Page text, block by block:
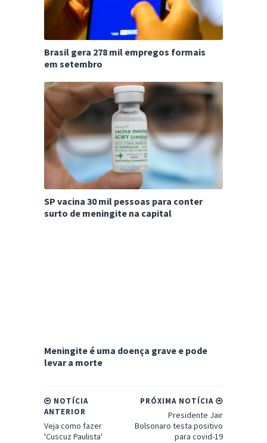
Brasil gera 278 mil empregos formais
em setembro
SP vacina 30 mil pessoas para conter
surto de meningite na capital
Meningite é uma doença grave e pode
levar a morte
PRÓXIMA NOTÍCIA
Presidente Jair
Bolsonaro testa positivo
para covid-19
NOTÍCIA
ANTERIOR
Veja como fazer
'Cuscuz Paulista'